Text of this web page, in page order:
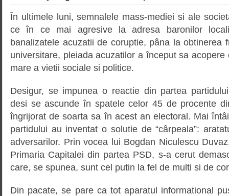
În ultimele luni, semnalele mass-mediei si ale
ce în ce mai agresive la adresa baronilor
banalizatele acuzatii de coruptie, pâna la obtinerea
universitare, pleiada acuzatilor a început sa acopere
mare a vietii sociale si politice.
Desigur, se impunea o reactie din partea
desi se ascunde în spatele celor 45 de procente
îngrijorat de soarta sa în acest an electoral. Mai
partidului au inventat o solutie de “cârpeala”:
adversarilor. Prin vocea lui Bogdan Niculescu
Primaria Capitalei din partea PSD, s-a cerut
care, se spunea, sunt cel putin la fel de multi si de
Din pacate, se pare ca tot aparatul informational